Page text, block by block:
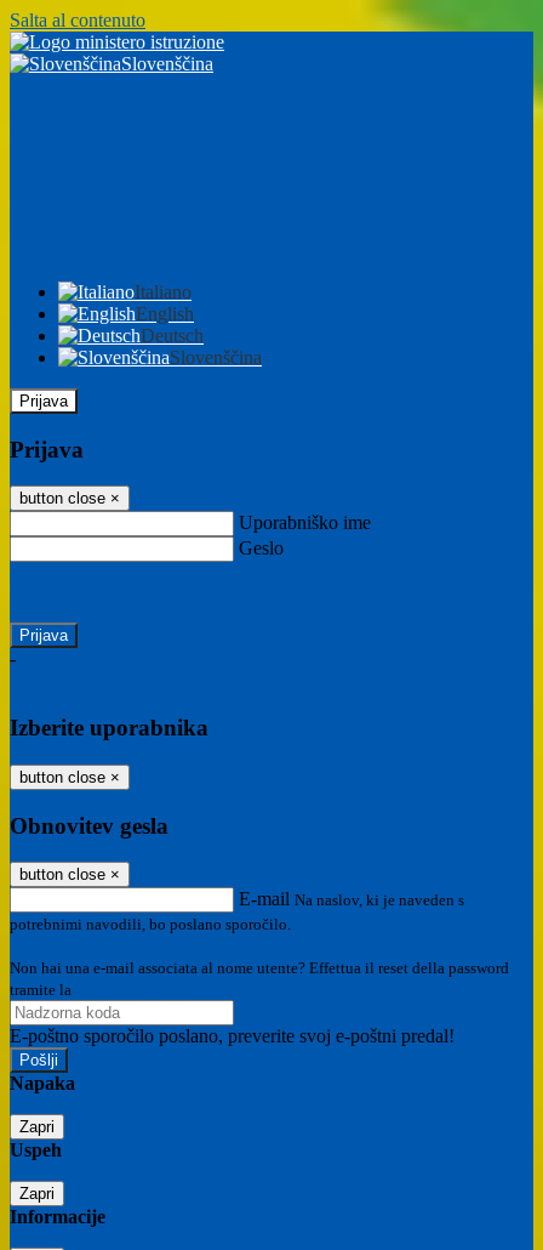
Salta al contenuto
Slovenščina
Italiano
English
Deutsch
Slovenščina
Prijava
Prijava
button close ×
Uporabniško ime
Geslo
-
Izberite uporabnika
button close ×
Obnovitev gesla
button close ×
E-mail Na naslov, ki je naveden s
potrebnimi navodili, bo poslano sporočilo.
Non hai una e-mail associata al nome utente? Effettua il reset della password
tramite la
E-poštno sporočilo poslano, preverite svoj e-poštni predal!
Napaka
Zapri
Uspeh
Zapri
Informacije